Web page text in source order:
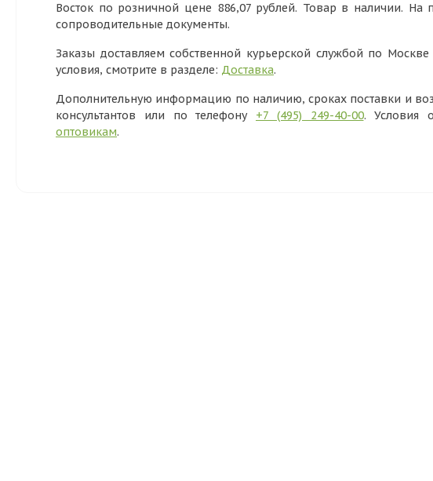
Восток по розничной цене 886,07 рублей. Товар в наличии. На
сопроводительные документы.
Заказы доставляем собственной курьерской службой по
условия, смотрите в разделе: Доставка.
Дополнительную информацию по наличию, сроках поставки и
консультантов или по телефону +7 (495) 249-40-00. Условия
оптовикам.